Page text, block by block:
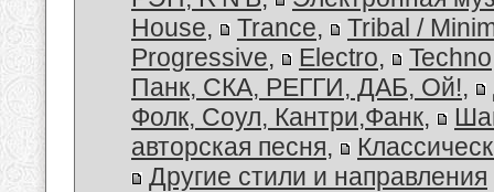
House, Trance,
Tribal /
Progressive, Electro, Techno
Панк, СКА, РЕГГИ, ДАБ, Ой!,
Фолк, Соул, Кантри,Фанк,
авторская песня,
Другие стили и направления